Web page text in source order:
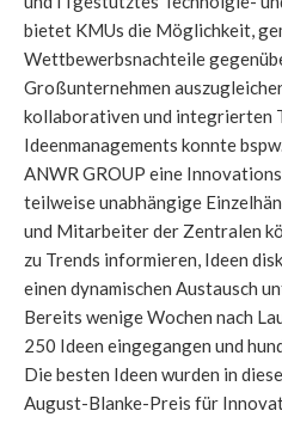
bietet KMUs die Möglichkeit,
Wettbewerbsnachteile
Großunternehmen
kollaborativen und integrierten
Ideenmanagements konnte
ANWR GROUP eine
teilweise unabhängige
und Mitarbeiter der Zentralen
zu Trends informieren, Ideen
einen dynamischen Austausch
Bereits wenige Wochen nach
250 Ideen eingegangen und
Die besten Ideen wurden in
August-Blanke-Preis für